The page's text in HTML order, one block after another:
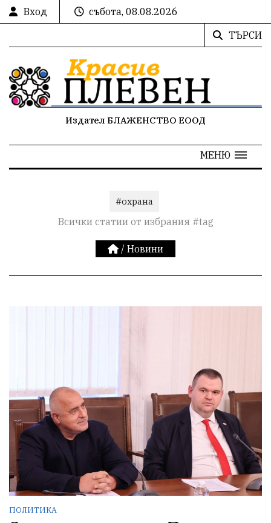
Вход
събота, 08.08.2026
ТЪРСИ
Издател БЛАЖЕНСТВО ЕООД
МЕНЮ
#охрана
Всички статии от избрания #tag
/ Новини
ПОЛИТИКА